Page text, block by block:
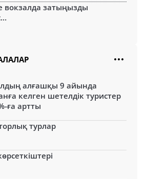
вокзалда затыңызды
алғашқы 9 айында
келген шетелдік туристер
ға артты
турлар